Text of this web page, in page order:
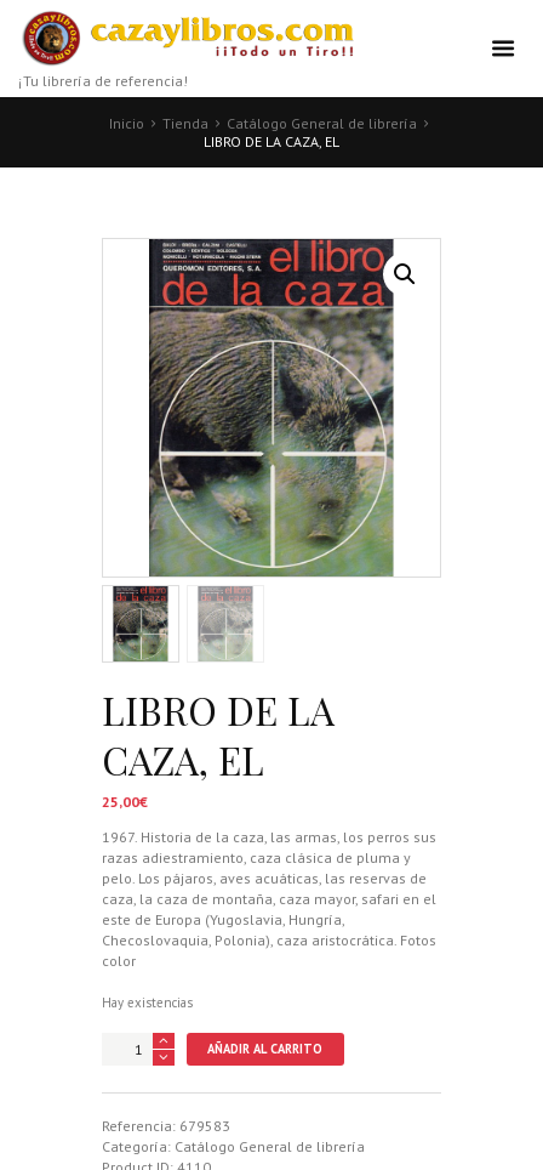
¡Tu librería de referencia!
Inicio Tienda
Catálogo General de librería
LIBRO DE LA CAZA, EL
LIBRO DE LA
CAZA, EL
25,00€
1967. Historia de la caza, las armas, los perros sus
razas adiestramiento, caza clásica de pluma y
pelo. Los pájaros, aves acuáticas, las reservas de
caza, la caza de montaña, caza mayor, safari en el
este de Europa (Yugoslavia, Hungría,
Checoslovaquia, Polonia), caza aristocrática. Fotos
color
Hay existencias
LIBRO
EL
cantidad
AÑADIR AL CARRITO
Referencia: 679583
Categoría: Catálogo General de librería